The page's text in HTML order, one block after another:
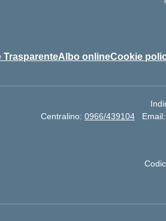
TrasparenteAlbo onlineCookie
Centralino: 0966/439104 Email: